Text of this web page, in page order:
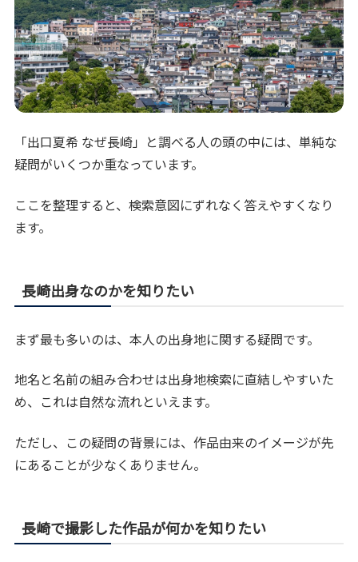
「出口夏希 なぜ長崎」と調べる人の頭の中には、単純な
疑問がいくつか重なっています。
ここを整理すると、検索意図にずれなく答えやすくなり
ます。
長崎出身なのかを知りたい
まず最も多いのは、本人の出身地に関する疑問です。
地名と名前の組み合わせは出身地検索に直結しやすいた
め、これは自然な流れといえます。
ただし、この疑問の背景には、作品由来のイメージが先
にあることが少なくありません。
長崎で撮影した作品が何かを知りたい